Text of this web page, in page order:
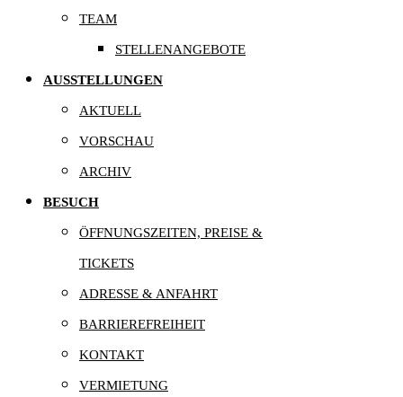
TEAM
STELLENANGEBOTE
AUSSTELLUNGEN
AKTUELL
VORSCHAU
ARCHIV
BESUCH
ÖFFNUNGSZEITEN, PREISE &
TICKETS
ADRESSE & ANFAHRT
BARRIEREFREIHEIT
KONTAKT
VERMIETUNG